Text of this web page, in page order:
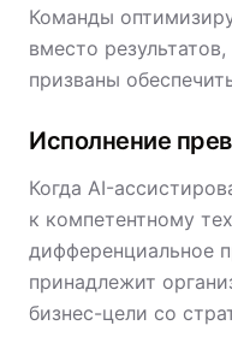
Команды
вместо
призваны
Исполнение
Когда AI-
к компетентному
дифференциальное
принадлежит
бизнес-цели со